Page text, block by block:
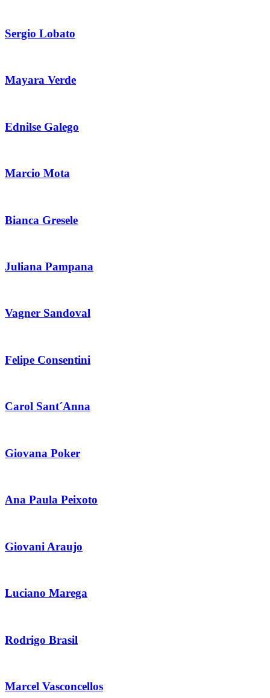
Sergio Lobato
Mayara Verde
Ednilse Galego
Marcio Mota
Bianca Gresele
Juliana Pampana
Vagner Sandoval
Felipe Consentini
Carol Sant´Anna
Giovana Poker
Ana Paula Peixoto
Giovani Araujo
Luciano Marega
Rodrigo Brasil
Marcel Vasconcellos